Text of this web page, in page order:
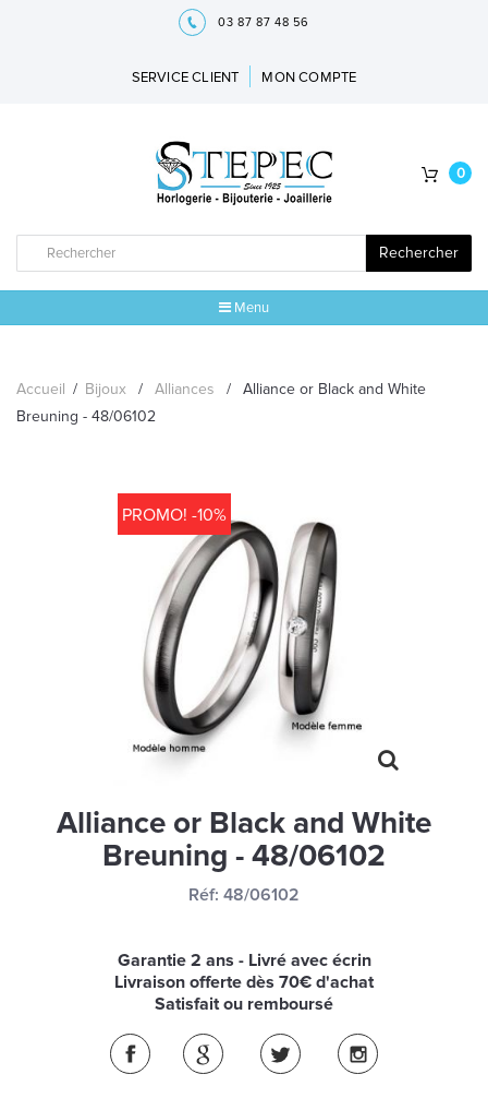
03 87 87 48 56
SERVICE CLIENT MON COMPTE
Rechercher
0
Menu
MONTRES
LES GEORGETTES
SWAROVSKI
BONNES AFFAIRES
CARTES CADEAUX
IDÉE CADEAUX
QUI SOMMES NOUS
Accueil / Bijoux / Alliances /
Alliance or Black and White
Breuning - 48/06102
PROMO! -10%
Alliance or Black and White
Breuning - 48/06102
Réf: 48/06102
Garantie 2 ans - Livré avec écrin
Livraison offerte dès 70€ d'achat
Satisfait ou remboursé